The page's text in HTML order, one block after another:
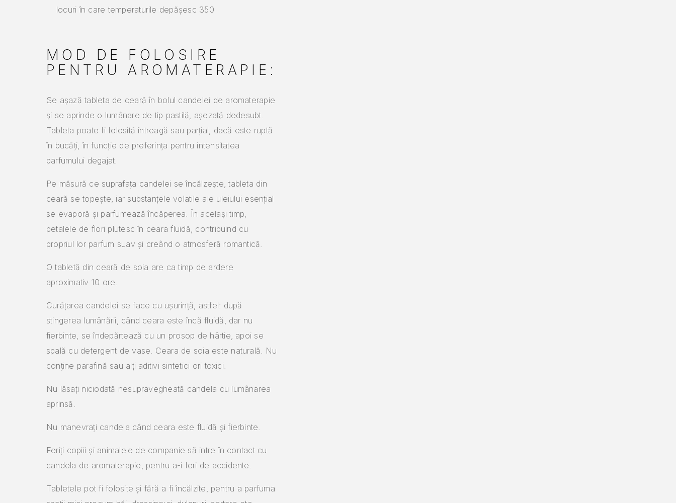
locuri în care temperaturile depășesc 350
MOD DE FOLOSIRE
PENTRU AROMATERAPIE:
Se așază tableta de ceară în bolul candelei de aromaterapie
și se aprinde o lumânare de tip pastilă, așezată dedesubt.
Tableta poate fi folosită întreagă sau parțial, dacă este ruptă
în bucăți, în funcție de preferința pentru intensitatea
parfumului degajat.
Pe măsură ce suprafața candelei se încălzește, tableta din
ceară se topește, iar substanțele volatile ale uleiului esențial
se evaporă și parfumează încăperea. În același timp,
petalele de flori plutesc în ceara fluidă, contribuind cu
propriul lor parfum suav și creând o atmosferă romantică.
O tabletă din ceară de soia are ca timp de ardere
aproximativ 10 ore.
Curățarea candelei se face cu ușurință, astfel: după
stingerea lumânării, când ceara este încă fluidă, dar nu
fierbinte, se îndepărtează cu un prosop de hârtie, apoi se
spală cu detergent de vase. Ceara de soia este naturală. Nu
conține parafină sau alți aditivi sintetici ori toxici.
Nu lăsați niciodată nesupravegheată candela cu lumânarea
aprinsă.
Nu manevrați candela când ceara este fluidă și fierbinte.
Feriți copiii și animalele de companie să intre în contact cu
candela de aromaterapie, pentru a-i feri de accidente.
Tabletele pot fi folosite și fără a fi încălzite, pentru a parfuma